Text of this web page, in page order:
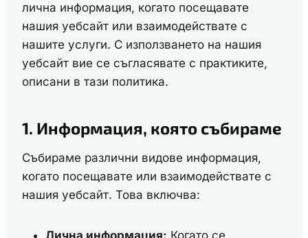
лична информация, когато посещавате
нашия уебсайт или взаимодействате с
нашите услуги. С използването на нашия
уебсайт вие се съгласявате с практиките,
описани в тази политика.
1. Информация, която събираме
Събираме различни видове информация,
когато посещавате или взаимодействате с
нашия уебсайт. Това включва:
Лична информация: Когато се